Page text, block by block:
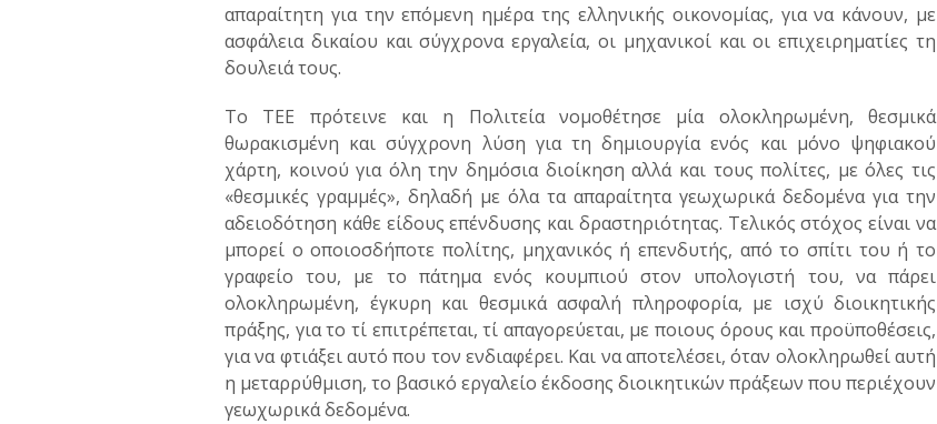
απαραίτητη για την επόμενη ημέρα της ελληνικής οικονομίας, για να κάνουν, με
ασφάλεια δικαίου και σύγχρονα εργαλεία, οι μηχανικοί και οι επιχειρηματίες τη
δουλειά τους.
Το ΤΕΕ πρότεινε και η Πολιτεία νομοθέτησε μία ολοκληρωμένη, θεσμικά
θωρακισμένη και σύγχρονη λύση για τη δημιουργία ενός και μόνο ψηφιακού
χάρτη, κοινού για όλη την δημόσια διοίκηση αλλά και τους πολίτες, με όλες τις
«θεσμικές γραμμές», δηλαδή με όλα τα απαραίτητα γεωχωρικά δεδομένα για την
αδειοδότηση κάθε είδους επένδυσης και δραστηριότητας. Τελικός στόχος είναι να
μπορεί ο οποιοσδήποτε πολίτης, μηχανικός ή επενδυτής, από το σπίτι του ή το
γραφείο του, με το πάτημα ενός κουμπιού στον υπολογιστή του, να πάρει
ολοκληρωμένη, έγκυρη και θεσμικά ασφαλή πληροφορία, με ισχύ διοικητικής
πράξης, για το τί επιτρέπεται, τί απαγορεύεται, με ποιους όρους και προϋποθέσεις,
για να φτιάξει αυτό που τον ενδιαφέρει. Και να αποτελέσει, όταν ολοκληρωθεί αυτή
η μεταρρύθμιση, το βασικό εργαλείο έκδοσης διοικητικών πράξεων που περιέχουν
γεωχωρικά δεδομένα.